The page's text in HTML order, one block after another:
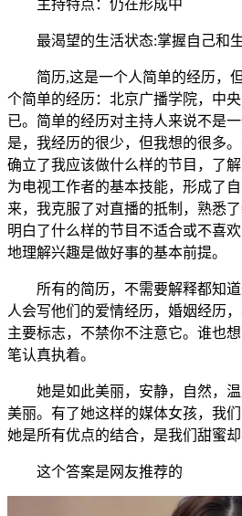
主持特点：仍在形成中
最渴望的生活状态:掌握自己和
简历,这是一个人简单的经历，
个简单的经历：北京广播学院，中
已。简单的经历对主持人来说不是
是，我经历的很少，但我想的很多
确立了我应该做什么样的节目，了
为电视工作者的基本技能，形成了
来，我克服了对直播的抵制，熟悉
明白了什么样的节目不适合或不喜
地理解兴趣是做好事的基本前提。
所有的简历，不需要解释都知
人会写他们的爱情经历，婚姻经历
主要标志，不禁你不注意它。谁也
笔认真执着。
她是如此美丽，安静，自然，
美丽。有了她这样的媒体女孩，我
她是所有优点的结合，是我们甜蜜却
这个答案是网友推荐的